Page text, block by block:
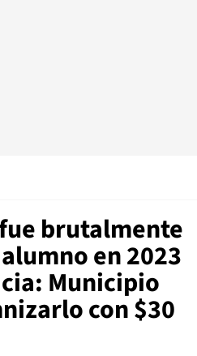
brutalmente
en 2023
Municipio
con $30